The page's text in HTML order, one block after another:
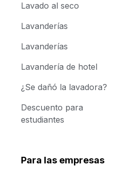
Lavado al seco
Lavanderías
Lavanderías
Lavandería de hotel
¿Se dañó la lavadora?
Descuento para
estudiantes
Para las empresas